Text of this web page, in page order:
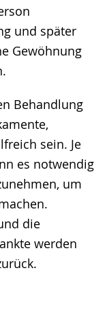
und später
Gewöhnung
Behandlung
sein. Je
es notwendig
um
die
werden